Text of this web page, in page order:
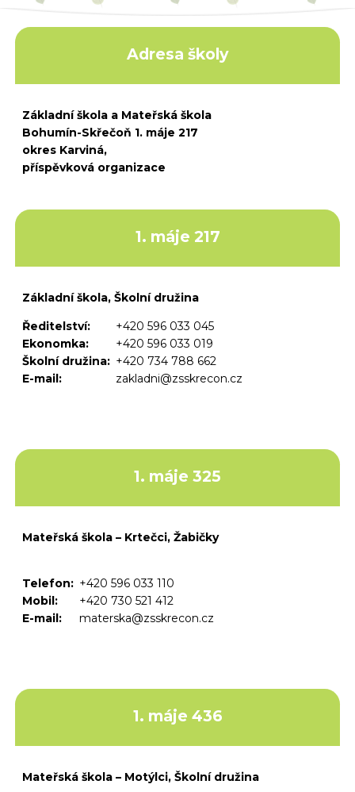
Adresa školy
Základní škola a Mateřská škola
Bohumín-Skřečoň 1. máje 217
okres Karviná,
příspěvková organizace
1. máje 217
Základní škola, Školní družina
Ředitelství:
+420 596 033 045
Ekonomka:
+420 596 033 019
Školní družina: +420 734 788 662
E-mail:
zakladni@zsskrecon.cz
1. máje 325
Mateřská škola – Krtečci, Žabičky
Telefon: +420 596 033 110
Mobil:
+420 730 521 412
E-mail:
materska@zsskrecon.cz
1. máje 436
Mateřská škola – Motýlci, Školní družina